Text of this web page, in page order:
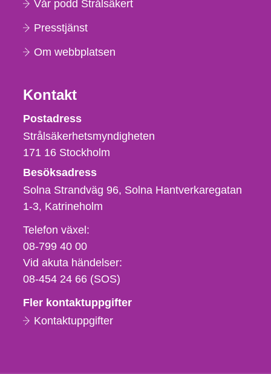
Vår podd Strålsäkert
Presstjänst
Om webbplatsen
Kontakt
Strålsäkerhetsmyndigheten
Postadress
Strålsäkerhetsmyndigheten
171 16 Stockholm
Besöksadress
Solna Strandväg 96, Solna Hantverkaregatan
1-3 Katrineholm
Telefon,
fax
och
e-
Telefon växel:
08-799 40 00
Vid akuta händelser:
08-454 24 66 (SOS)
Fler kontaktuppgifter
Kontaktuppgifter